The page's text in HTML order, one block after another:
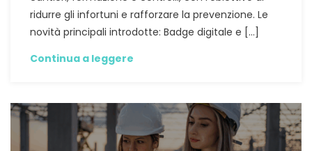
ridurre gli infortuni e rafforzare la prevenzione. Le
novità principali introdotte: Badge digitale e […]
Continua a leggere